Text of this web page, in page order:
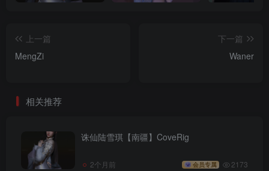
上一篇
MengZi
下一篇
Waner
相关推荐
诛仙陆雪琪【南疆】CoveRig
2个月前 会员专属 2173